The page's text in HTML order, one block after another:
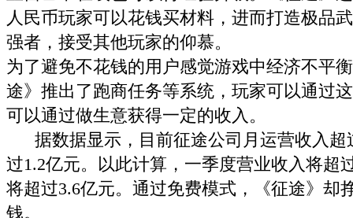
人民币玩家可以花钱买材料，进而打造极品
强者，接受其他玩家的仰慕。
为了避免不花钱的用户感觉游戏中经济不平
途》推出了跑商任务等系统，玩家可以通过
可以通过做生意获得一定的收入。
据数据显示，目前征途公司月运营收入超
过1.2亿元。以此计算，一季度营业收入将超
将超过3.6亿元。通过免费模式，《征途》却
钱。